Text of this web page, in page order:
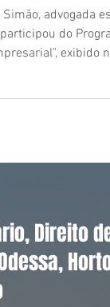
advogada
do
exibido
Direito